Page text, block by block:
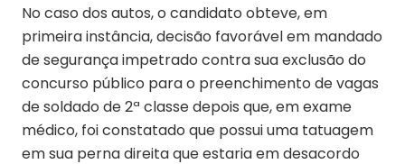
No caso dos autos, o candidato obteve, em
primeira instância, decisão favorável em mandado
de segurança impetrado contra sua exclusão do
concurso público para o preenchimento de vagas
de soldado de 2ª classe depois que, em exame
médico, foi constatado que possui uma tatuagem
em sua perna direita que estaria em desacordo